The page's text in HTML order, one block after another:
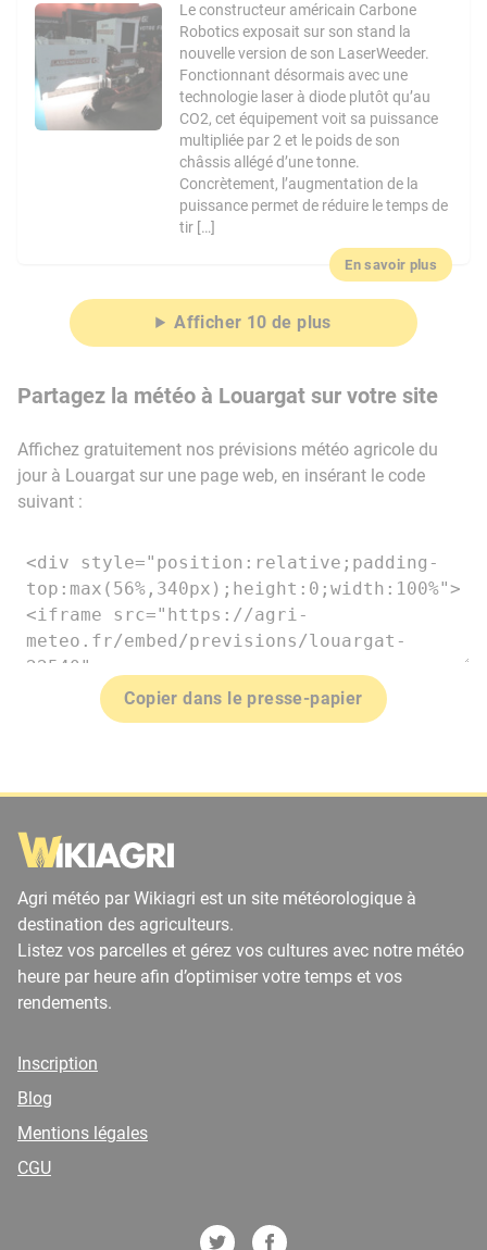
Le constructeur américain Carbone
Robotics exposait sur son stand la
nouvelle version de son LaserWeeder.
Fonctionnant désormais avec une
technologie laser à diode plutôt qu’au
CO2, cet équipement voit sa puissance
multipliée par 2 et le poids de son
châssis allégé d’une tonne.
Concrètement, l’augmentation de la
puissance permet de réduire le temps de
tir […]
En savoir plus
Afficher 10 de plus
Partagez la météo à Louargat sur votre site
Affichez gratuitement nos prévisions météo agricole du
jour à Louargat sur une page web, en insérant le code
suivant :
Copier dans le presse-papier
Agri météo par Wikiagri est un site météorologique à
destination des agriculteurs.
Listez vos parcelles et gérez vos cultures avec notre météo
heure par heure afin d’optimiser votre temps et vos
rendements.
Inscription
Blog
Mentions légales
CGU